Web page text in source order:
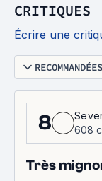
Écrire une
RECOMMANDÉES
8
608
Très